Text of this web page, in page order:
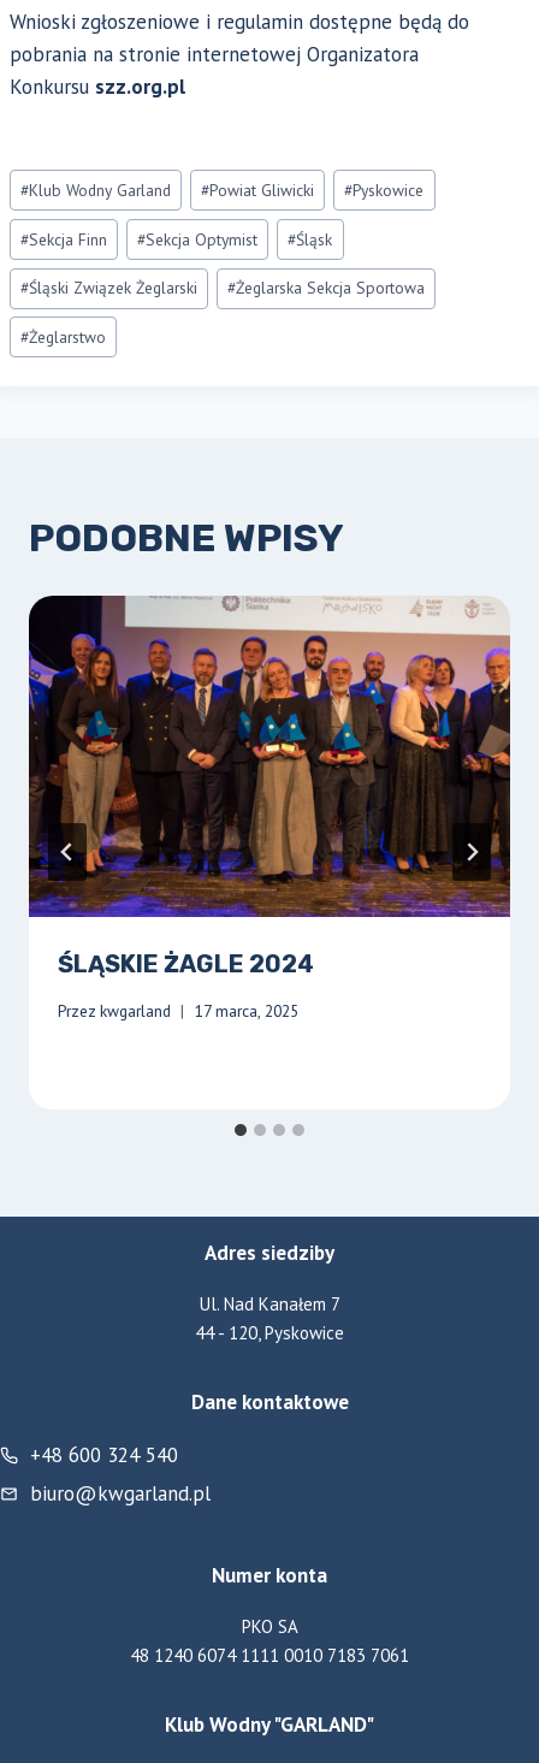
Wnioski zgłoszeniowe i regulamin dostępne będą do
pobrania na stronie internetowej Organizatora
Konkursu szz.org.pl
Tagi
wpisu:
#Klub Wodny Garland #Powiat Gliwicki #Pyskowice
#Sekcja Finn #Sekcja Optymist #Śląsk
#Śląski Związek Żeglarski #Żeglarska Sekcja Sportowa
#Żeglarstwo
PODOBNE WPISY
ŚLĄSKIE ŻAGLE 2024
Przez kwgarland 17 marca, 2025
Adres siedziby
Ul. Nad Kanałem 7
44 - 120, Pyskowice
Dane kontaktowe
+48 600 324 540
biuro@kwgarland.pl
Numer konta
PKO SA
48 1240 6074 1111 0010 7183 7061
Klub Wodny "GARLAND"